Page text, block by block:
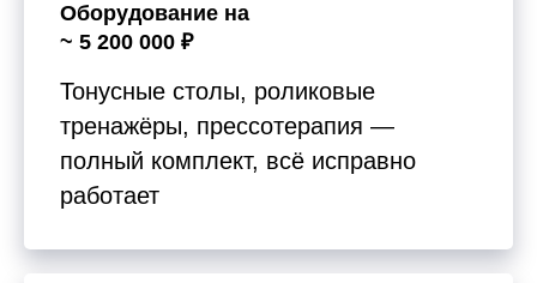
Оборудование на
~ 5 200 000 ₽
Тонусные столы, роликовые
тренажёры, прессотерапия —
полный комплект, всё исправно
работает